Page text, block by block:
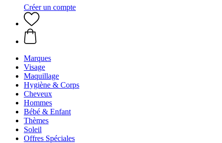
Créer un compte
Marques
Visage
Maquillage
Hygiène & Corps
Cheveux
Hommes
Bébé & Enfant
Thèmes
Soleil
Offres Spéciales